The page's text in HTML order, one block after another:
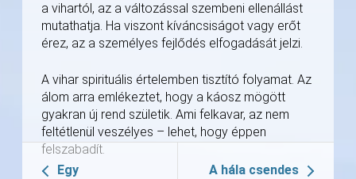
a vihartól, az a változással szembeni ellenállást
mutathatja. Ha viszont kíváncsiságot vagy erőt
érez, az a személyes fejlődés elfogadását jelzi.
A vihar spirituális értelemben tisztító folyamat. Az
álom arra emlékeztet, hogy a káosz mögött
gyakran új rend születik. Ami felkavar, az nem
feltétlenül veszélyes – lehet, hogy éppen
felszabadít.
Egy
A hála csendes